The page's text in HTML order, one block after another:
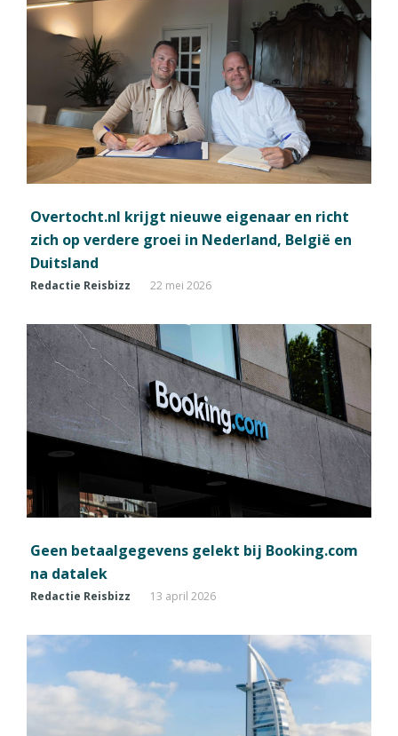
Overtocht.nl krijgt nieuwe eigenaar en richt
zich op verdere groei in Nederland, België en
Duitsland
Redactie Reisbizz 22 mei 2026
Geen betaalgegevens gelekt bij Booking.com
na datalek
Redactie Reisbizz 13 april 2026